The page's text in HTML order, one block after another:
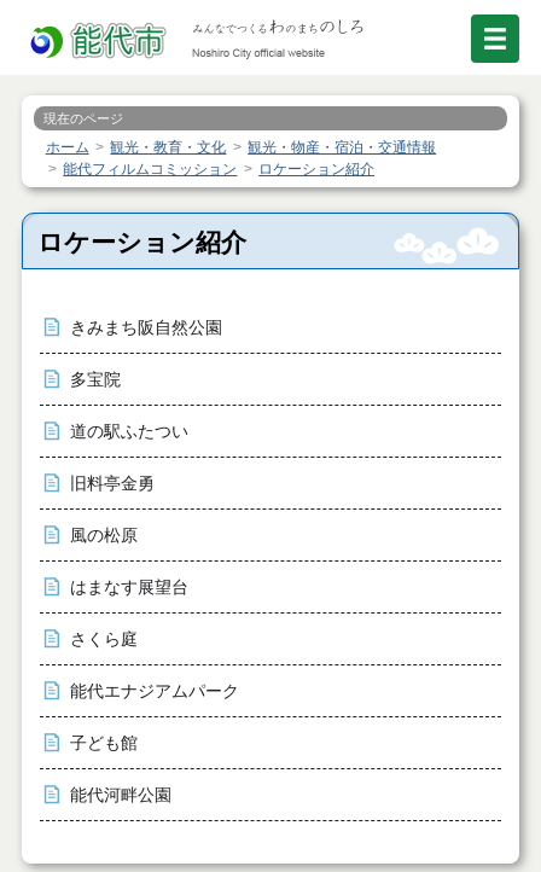
現在のページ
ホーム 観光・教育・文化
観光・物産・宿泊・交通情報
能代フィルムコミッション
ロケーション紹介
ロケーション紹介
きみまち阪自然公園
多宝院
道の駅ふたつい
旧料亭金勇
風の松原
はまなす展望台
さくら庭
能代エナジアムパーク
子ども館
能代河畔公園